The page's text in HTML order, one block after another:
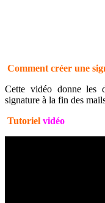
Comment créer une
Cette vidéo donne les
signature à la fin des
Tutoriel vidéo